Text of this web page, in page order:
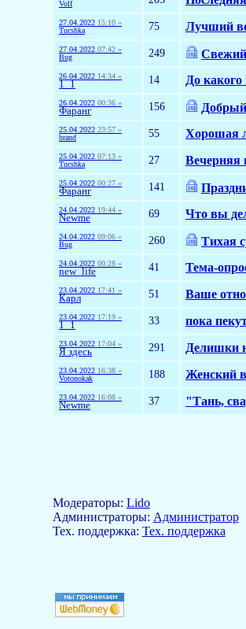
Volf
27.04.2022 15:10 »
Tucshka
75 Лучший
27.04.2022 07:42 »
Bug
249
26.04.2022 14:34 »
1_1 14 До
26.04.2022 00:36 »
Фаранг 156
25.04.2022 23:57 »
brand
55 Хорошая
25.04.2022 07:13 »
Tucshka
27 Вечерняя
25.04.2022 00:27 »
Фаранг 141
24.04.2022 19:44 »
Newme 69 Что вы
24.04.2022 09:06 »
Bug
260 Тихая
24.04.2022 00:28 »
new_life 41 Тема-
23.04.2022 17:41 »
Карл 51 Ваше
23.04.2022 17:19 »
1_1 33 пока
23.04.2022 17:04 »
Я здесь 291 Делишки
23.04.2022 16:38 »
Votonokak
188 Женский
23.04.2022 16:08 »
Newme 37 "Тань,
Модераторы: Lido
Aдминистраторы: Администратор
Тех. поддержка: Тех. поддержка